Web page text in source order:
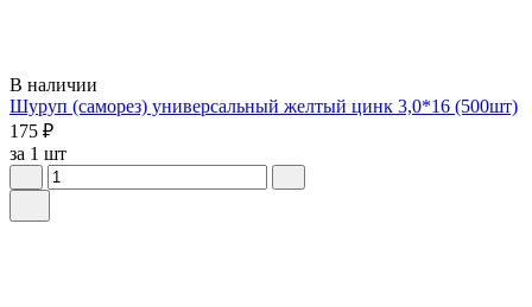
В наличии
Шуруп (саморез) универсальный желтый цинк 3,0*16 (500шт)
175 ₽
за 1 шт